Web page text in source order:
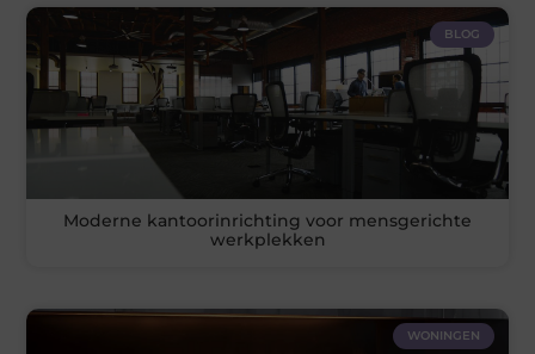
BLOG
Moderne kantoorinrichting voor mensgerichte
werkplekken
WONINGEN